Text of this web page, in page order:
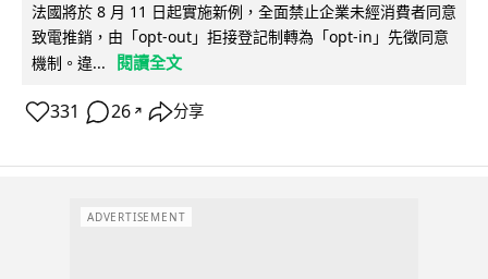
法國將於 8 月 11 日起實施新例，全面禁止企業未經消費者同意
致電推銷，由「opt-out」拒接登記制轉為「opt-in」先徵同意
機制。違...
閱讀全文
331 26 ↗ 分享
ADVERTISEMENT